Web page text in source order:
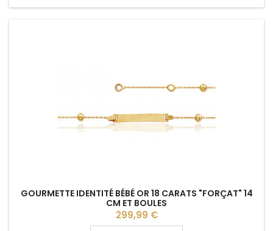
GOURMETTE IDENTITÉ BÉBÉ OR 18 CARATS "FORÇAT" 14
CM ET BOULES
Prix
299,99 €